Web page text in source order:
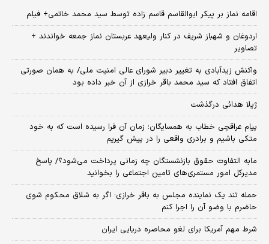
اقامه نماز بر پیکر ابوالقاسم قاسم زاده توسط سید محمد خاتمی+ فیلم
اردوغان و شهباز شریف در کنار ولیعهد عربستان نماز جمعه خواندند +
تصاویر
واکنش زیدآبادی به تغییر دبیر شورای عالی امنیت ملی/ به همان صورتی
اتفاق افتاد که سید محمد باقر خرازی از آن خبر داده بود
ژیلا هدائی درگذشت
پیام عراقچی خطاب به همسایگان؛ زمان آن فرا رسیده است که به خود
متکی باشیم و برادری واقعی را در پیش گیریم
مابه التفاوت حقوق بازنشستگان چه زمانی پرداخت می‌شود؟/ پاسخ
مدیرکل امور مستمری‌های تامین اجتماعی را بخوانید
حمله تند یک نماینده مجلس به باقر خرازی: اگر به شلاق محکوم شوی
حاضرم با وضو آن را اجرا کنم
شرط مهم آمریکا برای لغو محاصره دریایی ایران